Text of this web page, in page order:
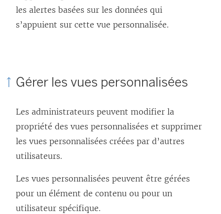
les alertes basées sur les données qui
s’appuient sur cette vue personnalisée.
Gérer les vues personnalisées
Les administrateurs peuvent modifier la
propriété des vues personnalisées et supprimer
les vues personnalisées créées par d’autres
utilisateurs.
Les vues personnalisées peuvent être gérées
pour un élément de contenu ou pour un
utilisateur spécifique.